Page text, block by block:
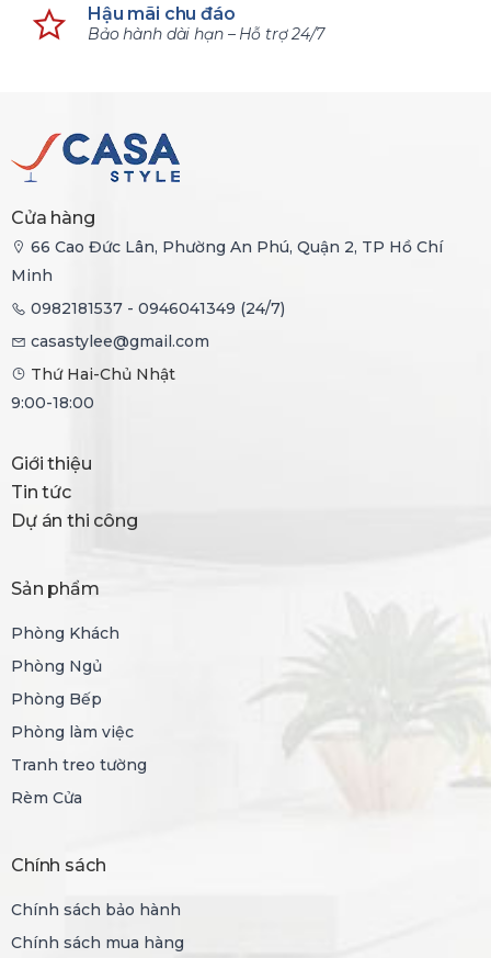
Hậu mãi chu đáo
Bảo hành dài hạn – Hỗ trợ 24/7
Cửa hàng
66 Cao Đức Lân, Phường An Phú, Quận 2, TP Hồ Chí
Minh
0982181537 - 0946041349 (24/7)
casastylee@gmail.com
Thứ Hai-Chủ Nhật
9:00-18:00
Giới thiệu
Tin tức
Dự án thi công
Sản phẩm
Phòng Khách
Phòng Ngủ
Phòng Bếp
Phòng làm việc
Tranh treo tường
Rèm Cửa
Chính sách
Chính sách bảo hành
Chính sách mua hàng